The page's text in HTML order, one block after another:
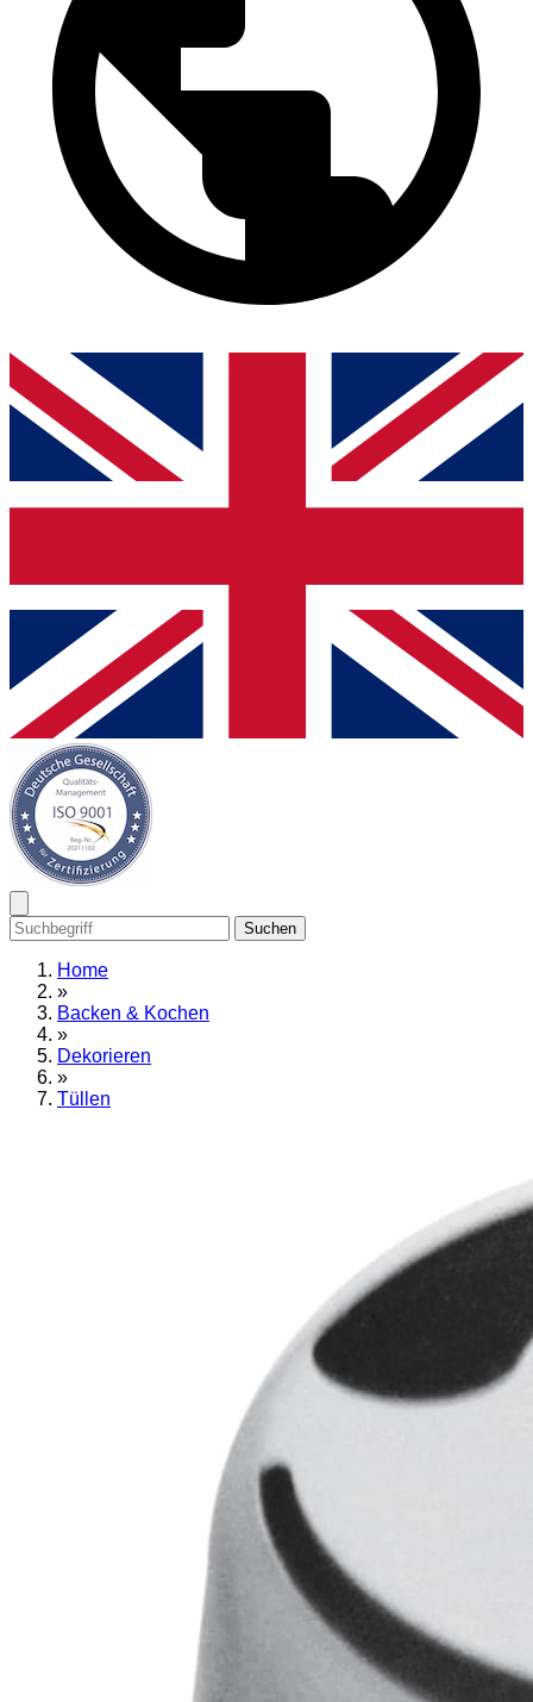
Suchen
Home
»
Backen & Kochen
»
Dekorieren
»
Tüllen